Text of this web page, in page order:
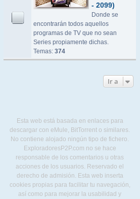
- 2099)
Donde se
encontrarán todos aquellos
programas de TV que no sean
Series propiamente dichas.
Temas: 374
Ir a
Esta web está basada en enlaces para
descargar con eMule, BitTorrent o similares.
No contiene alojado ningún tipo de fichero.
ExploradoresP2P.com no se hace
responsable de los comentarios u otras
acciones de los usuarios. Reservado el
derecho de admisión. Esta web inserta
cookies propias para facilitar tu navegación,
así como para mejorar la usabilidad y